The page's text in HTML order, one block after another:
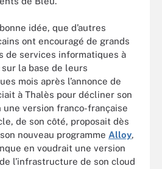
idée, que d’autres
ont encouragé de grands
de services informatiques à
la base de leurs
mois après l’annonce de
à Thalès pour décliner son
une version franco-française
de son côté, proposait dès
nouveau programme Alloy,
en voudrait une version
l’infrastructure de son cloud